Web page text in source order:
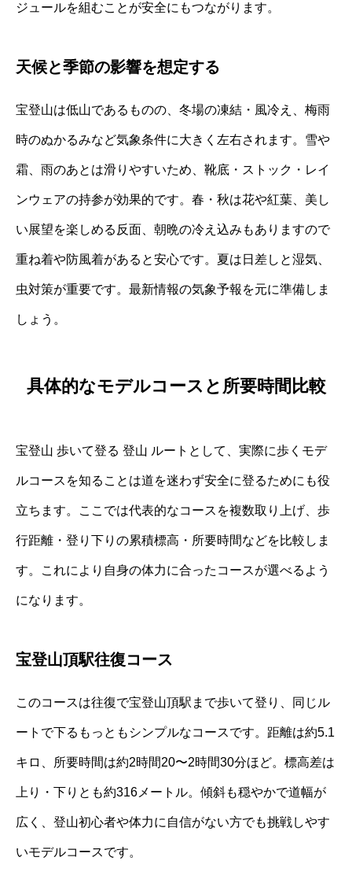
ジュールを組むことが安全にもつながります。
天候と季節の影響を想定する
宝登山は低山であるものの、冬場の凍結・風冷え、梅雨
時のぬかるみなど気象条件に大きく左右されます。雪や
霜、雨のあとは滑りやすいため、靴底・ストック・レイ
ンウェアの持参が効果的です。春・秋は花や紅葉、美し
い展望を楽しめる反面、朝晩の冷え込みもありますので
重ね着や防風着があると安心です。夏は日差しと湿気、
虫対策が重要です。最新情報の気象予報を元に準備しま
しょう。
具体的なモデルコースと所要時間比較
宝登山 歩いて登る 登山 ルートとして、実際に歩くモデ
ルコースを知ることは道を迷わず安全に登るためにも役
立ちます。ここでは代表的なコースを複数取り上げ、歩
行距離・登り下りの累積標高・所要時間などを比較しま
す。これにより自身の体力に合ったコースが選べるよう
になります。
宝登山頂駅往復コース
このコースは往復で宝登山頂駅まで歩いて登り、同じル
ートで下るもっともシンプルなコースです。距離は約5.1
キロ、所要時間は約2時間20〜2時間30分ほど。標高差は
上り・下りとも約316メートル。傾斜も穏やかで道幅が
広く、登山初心者や体力に自信がない方でも挑戦しやす
いモデルコースです。